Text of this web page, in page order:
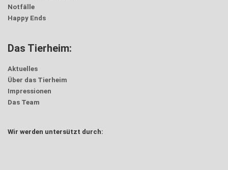
Notfälle
Happy Ends
Das Tierheim:
Aktuelles
Über das Tierheim
Impressionen
Das Team
Wir werden untersützt durch: